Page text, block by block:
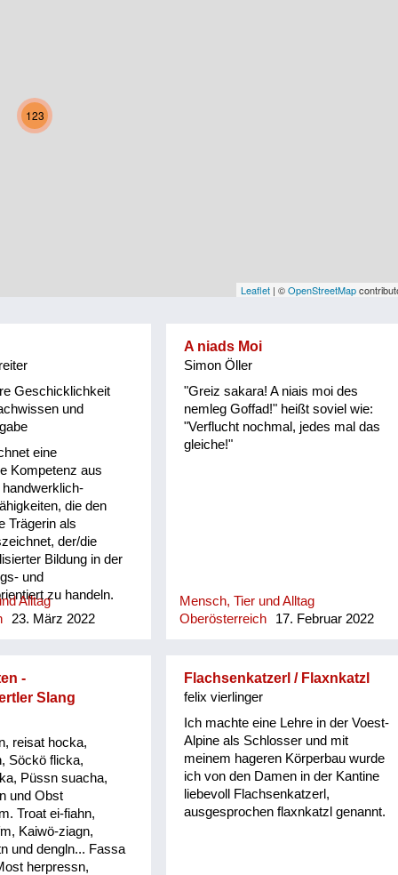
123
Leaflet | ©OpenStreetMap
Geschicklichkeit
und
eine
Kompetenz aus
die den
Trägerin als
der/die
Bildung in der
und
zu handeln.
Familie noch
die aber unter Beweis
mussten.
Alltag
23. März 2022
A niads Moi
Simon Öller
"Greiz sakara! A niais moi des
nemleg Goffad!" heißt soviel wie:
"Verflucht nochmal, jedes mal das
gleiche!"
Mensch, Tier und Alltag
Oberösterreich
17. Februar 2022
-
Slang
reisat hocka,
Söckö flicka,
Püssn suacha,
und Obst
Troat ei-fiahn,
Kaiwö-ziagn,
und dengln... Fassa
herpressn,
Flachsenkatzerl / Flaxnkatzl
felix vierlinger
Ich machte eine Lehre in der Voest-
Alpine als Schlosser und mit
meinem hageren Körperbau wurde
ich von den Damen in der Kantine
liebevoll Flachsenkatzerl,
ausgesprochen flaxnkatzl genannt.